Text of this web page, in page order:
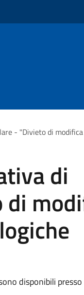
- "Divieto di
di
di
disponibili presso